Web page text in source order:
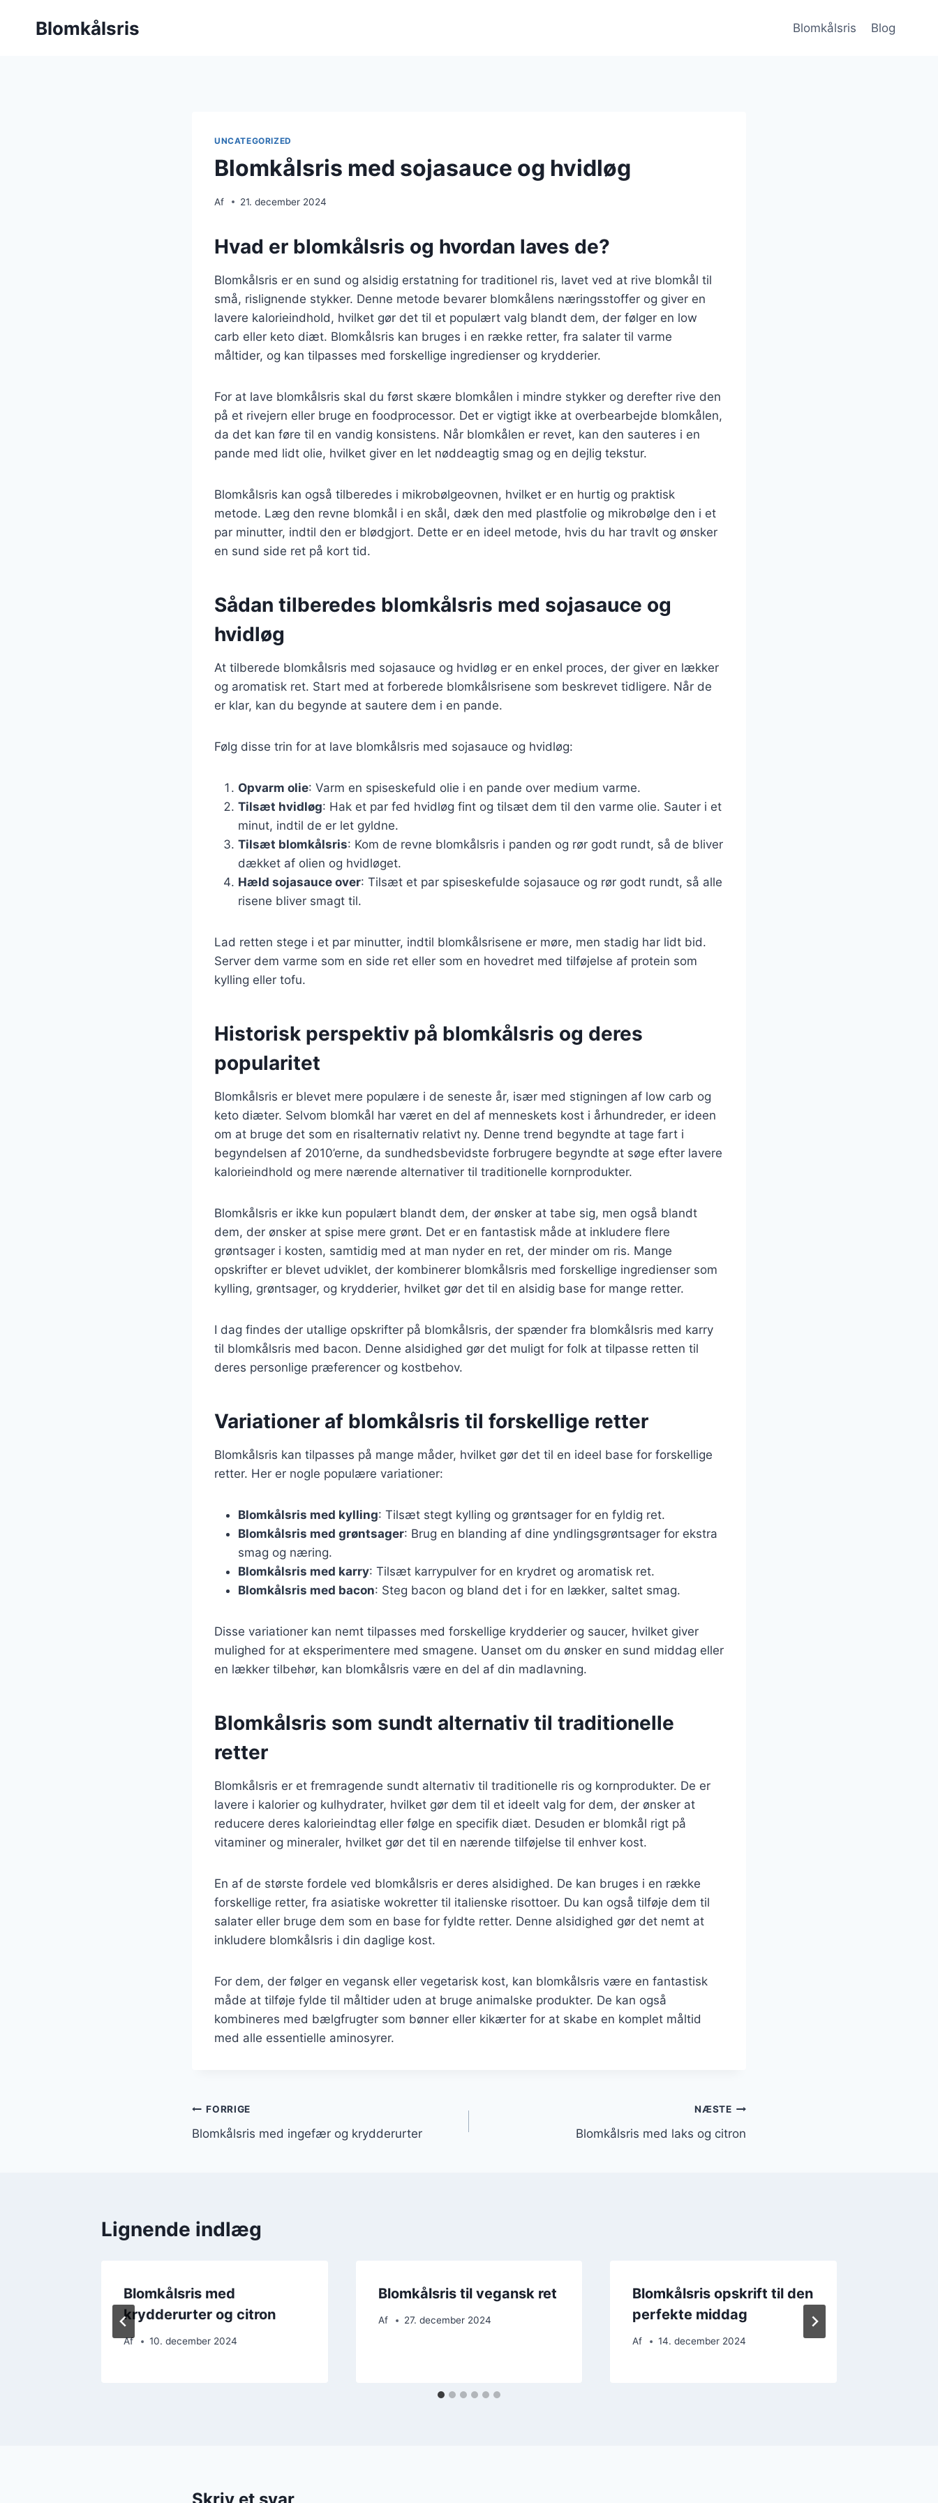
Blomkålsris Blomkålsris Blog
UNCATEGORIZED
Blomkålsris med sojasauce og hvidløg
Af 21. december 2024
Hvad er blomkålsris og hvordan laves de?
Blomkålsris er en sund og alsidig erstatning for traditionel ris, lavet ved at rive blomkål til
små, rislignende stykker. Denne metode bevarer blomkålens næringsstoffer og giver en
lavere kalorieindhold, hvilket gør det til et populært valg blandt dem, der følger en low
carb eller keto diæt. Blomkålsris kan bruges i en række retter, fra salater til varme
måltider, og kan tilpasses med forskellige ingredienser og krydderier.
For at lave blomkålsris skal du først skære blomkålen i mindre stykker og derefter rive den
på et rivejern eller bruge en foodprocessor. Det er vigtigt ikke at overbearbejde blomkålen,
da det kan føre til en vandig konsistens. Når blomkålen er revet, kan den sauteres i en
pande med lidt olie, hvilket giver en let nøddeagtig smag og en dejlig tekstur.
Blomkålsris kan også tilberedes i mikrobølgeovnen, hvilket er en hurtig og praktisk
metode. Læg den revne blomkål i en skål, dæk den med plastfolie og mikrobølge den i et
par minutter, indtil den er blødgjort. Dette er en ideel metode, hvis du har travlt og ønsker
en sund side ret på kort tid.
Sådan tilberedes blomkålsris med sojasauce og
hvidløg
At tilberede blomkålsris med sojasauce og hvidløg er en enkel proces, der giver en lækker
og aromatisk ret. Start med at forberede blomkålsrisene som beskrevet tidligere. Når de
er klar, kan du begynde at sautere dem i en pande.
Følg disse trin for at lave blomkålsris med sojasauce og hvidløg:
Opvarm olie: Varm en spiseskefuld olie i en pande over medium varme.
Tilsæt hvidløg: Hak et par fed hvidløg fint og tilsæt dem til den varme olie. Sauter i et
minut, indtil de er let gyldne.
Tilsæt blomkålsris: Kom de revne blomkålsris i panden og rør godt rundt, så de bliver
dækket af olien og hvidløget.
Hæld sojasauce over: Tilsæt et par spiseskefulde sojasauce og rør godt rundt, så alle
risene bliver smagt til.
Lad retten stege i et par minutter, indtil blomkålsrisene er møre, men stadig har lidt bid.
Server dem varme som en side ret eller som en hovedret med tilføjelse af protein som
kylling eller tofu.
Historisk perspektiv på blomkålsris og deres
popularitet
Blomkålsris er blevet mere populære i de seneste år, især med stigningen af low carb og
keto diæter. Selvom blomkål har været en del af menneskets kost i århundreder, er ideen
om at bruge det som en risalternativ relativt ny. Denne trend begyndte at tage fart i
begyndelsen af 2010’erne, da sundhedsbevidste forbrugere begyndte at søge efter lavere
kalorieindhold og mere nærende alternativer til traditionelle kornprodukter.
Blomkålsris er ikke kun populært blandt dem, der ønsker at tabe sig, men også blandt
dem, der ønsker at spise mere grønt. Det er en fantastisk måde at inkludere flere
grøntsager i kosten, samtidig med at man nyder en ret, der minder om ris. Mange
opskrifter er blevet udviklet, der kombinerer blomkålsris med forskellige ingredienser som
kylling, grøntsager, og krydderier, hvilket gør det til en alsidig base for mange retter.
I dag findes der utallige opskrifter på blomkålsris, der spænder fra blomkålsris med karry
til blomkålsris med bacon. Denne alsidighed gør det muligt for folk at tilpasse retten til
deres personlige præferencer og kostbehov.
Variationer af blomkålsris til forskellige retter
Blomkålsris kan tilpasses på mange måder, hvilket gør det til en ideel base for forskellige
retter. Her er nogle populære variationer:
Blomkålsris med kylling: Tilsæt stegt kylling og grøntsager for en fyldig ret.
Blomkålsris med grøntsager: Brug en blanding af dine yndlingsgrøntsager for ekstra
smag og næring.
Blomkålsris med karry: Tilsæt karrypulver for en krydret og aromatisk ret.
Blomkålsris med bacon: Steg bacon og bland det i for en lækker, saltet smag.
Disse variationer kan nemt tilpasses med forskellige krydderier og saucer, hvilket giver
mulighed for at eksperimentere med smagene. Uanset om du ønsker en sund middag eller
en lækker tilbehør, kan blomkålsris være en del af din madlavning.
Blomkålsris som sundt alternativ til traditionelle
retter
Blomkålsris er et fremragende sundt alternativ til traditionelle ris og kornprodukter. De er
lavere i kalorier og kulhydrater, hvilket gør dem til et ideelt valg for dem, der ønsker at
reducere deres kalorieindtag eller følge en specifik diæt. Desuden er blomkål rigt på
vitaminer og mineraler, hvilket gør det til en nærende tilføjelse til enhver kost.
En af de største fordele ved blomkålsris er deres alsidighed. De kan bruges i en række
forskellige retter, fra asiatiske wokretter til italienske risottoer. Du kan også tilføje dem til
salater eller bruge dem som en base for fyldte retter. Denne alsidighed gør det nemt at
inkludere blomkålsris i din daglige kost.
For dem, der følger en vegansk eller vegetarisk kost, kan blomkålsris være en fantastisk
måde at tilføje fylde til måltider uden at bruge animalske produkter. De kan også
kombineres med bælgfrugter som bønner eller kikærter for at skabe en komplet måltid
med alle essentielle aminosyrer.
Indlægsnavigation
FORRIGE
Blomkålsris med ingefær og krydderurter
NÆSTE
Blomkålsris med laks og citron
Lignende indlæg
Blomkålsris med
krydderurter og citron
Af 10. december 2024
Blomkålsris til vegansk ret
Af 27. december 2024
Blomkålsris opskrift til den
perfekte middag
Af 14. december 2024